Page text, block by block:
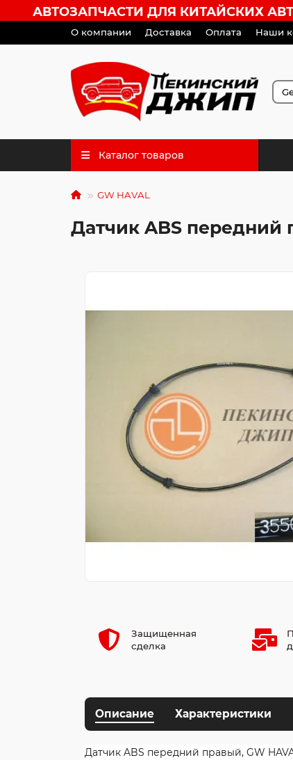
АВТОЗАПЧАСТИ ДЛЯ КИТАЙСКИХ АВТО
О компании Доставка Оплата Наши
Каталог товаров
GW HAVAL
Датчик ABS передний
Защищенная
сделка
Описание Характеристики
Датчик ABS передний правый, GW